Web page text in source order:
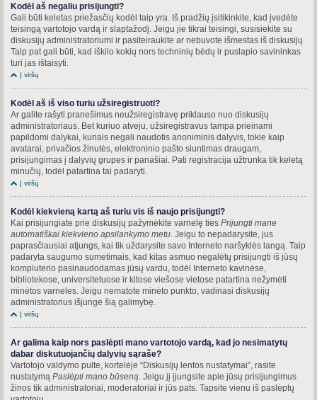
Kodėl aš negaliu prisijungti?
Gali būti keletas priežasčių kodėl taip yra. Iš pradžių įsitikinkite, kad įvedėte
teisingą vartotojo vardą ir slaptažodį. Jeigu jie tikrai teisingi, susisiekite su
diskusijų administratoriumi ir pasiteiraukite ar nebuvote išmestas iš diskusijų.
Taip pat gali būti, kad iškilo kokių nors techninių bėdų ir puslapio savininkas
turi jas ištaisyti.
Į viršų
Kodėl aš iš viso turiu užsiregistruoti?
Ar galite rašyti pranešimus neužsiregistravę priklauso nuo diskusijų
administratoriaus. Bet kuriuo atveju, užsiregistravus tampa prieinami
papildomi dalykai, kuriais negali naudotis anoniminis dalyvis, tokie kaip
avatarai, privačios žinutės, elektroninio pašto siuntimas draugam,
prisijungimas į dalyvių grupes ir panašiai. Pati registracija užtrunka tik keletą
minučių, todėl patartina tai padaryti.
Į viršų
Kodėl kiekvieną kartą aš turiu vis iš naujo prisijungti?
Kai prisijungiate prie diskusijų pažymėkite varnelę ties Prijungti mane
automatiškai kiekvieno apsilankymo metu . Jeigu to nepadarysite, jus
paprasčiausiai atjungs, kai tik uždarysite savo Interneto naršyklės langą. Taip
padaryta saugumo sumetimais, kad kitas asmuo negalėtų prisijungti iš jūsų
kompiuterio pasinaudodamas jūsų vardu, todėl Interneto kavinėse,
bibliotekose, universitetuose ir kitose viešose vietose patartina nežymėti
minėtos varneles. Jeigu nematote minėto punkto, vadinasi diskusijų
administratorius išjungė šią galimybę.
Į viršų
Ar galima kaip nors paslėpti mano vartotojo vardą, kad jo nesimatytų
dabar diskutuojančių dalyvių sąraše?
Vartotojo valdymo pulte, kortelėje “Diskusijų lentos nustatymai”, rasite
nustatymą Paslėpti mano būseną . Jeigu jį įjungsite apie jūsų prisijungimus
žinos tik administratoriai, moderatoriai ir jūs pats. Tapsite vienu iš paslėptų